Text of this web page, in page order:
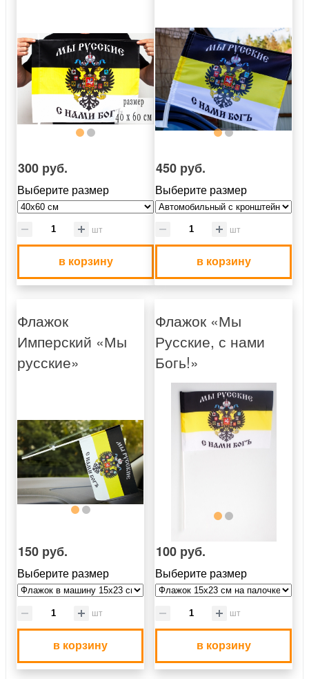
300 руб.
Выберите размер
шт
в корзину
450 руб.
Выберите размер
шт
в корзину
Флажок
Имперский «Мы
русские»
150 руб.
Выберите размер
шт
в корзину
Флажок «Мы
Русские, с нами
Богь!»
100 руб.
Выберите размер
шт
в корзину